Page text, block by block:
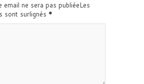
email ne sera pas publiéeLes
sont surlignés *